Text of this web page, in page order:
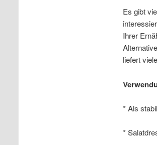
Es gibt
Ihrer
liefert
* Als
*